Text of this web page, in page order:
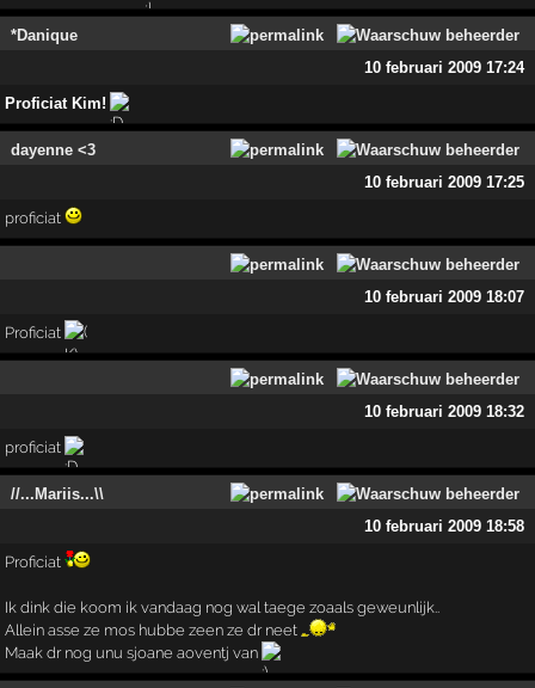
*Danique
10 februari 2009 17:24
Proficiat Kim!
dayenne <3
10 februari 2009 17:25
proficiat
10 februari 2009 18:07
Proficiat
10 februari 2009 18:32
proficiat
//...Mariis...\\
10 februari 2009 18:58
Proficiat
Ik dink die koom ik vandaag nog wal taege zoaals geweunlijk..
Allein asse ze mos hubbe zeen ze dr neet
Maak dr nog unu sjoane aoventj van